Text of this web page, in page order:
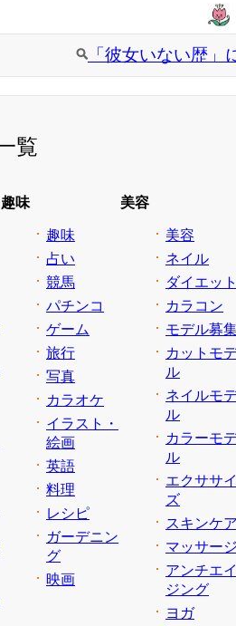
「彼女いない歴
覧
趣味
趣味
占い
競馬
パチンコ
ゲーム
旅行
写真
カラオケ
イラスト・
絵画
英語
料理
レシピ
ガーデニン
グ
映画
美容
美容
ネイル
ダイエット
カラコン
モデル募
カットモ
ル
ネイルモ
ル
カラーモ
ル
エクササイ
ズ
スキンケア
マッサージ
アンチエイ
ジング
ヨガ